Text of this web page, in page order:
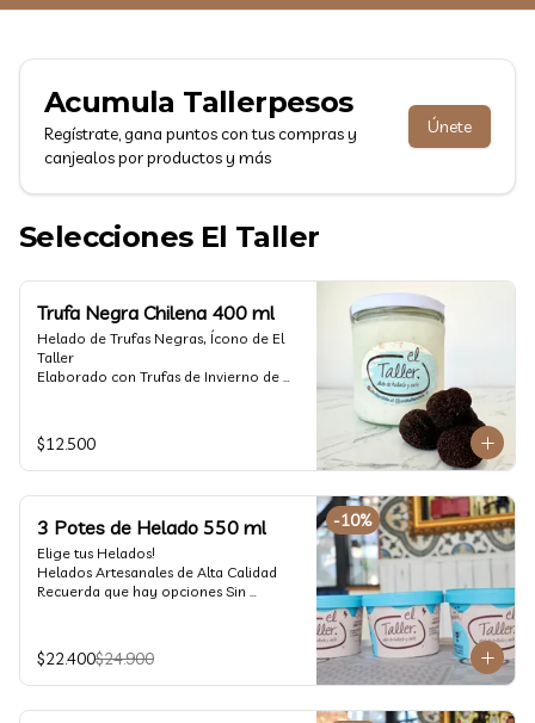
Acumula Tallerpesos
Regístrate, gana puntos con tus compras y
canjealos por productos y más
Únete
Selecciones El Taller
Trufa Negra Chilena 400 ml
Helado de Trufas Negras, Ícono de El
Taller
Elaborado con Trufas de Invierno de
cremoso y con un delicado proceso
para obtener una experiencia
impresionante!! Formato 400 ml
esta Edición es muy Limitada,
aproveche ya de vivir esta fantástica
experiencia!!
$12.500
-10%
3 Potes de Helado 550 ml
Elige tus Helados!
Helados Artesanales de Alta Calidad
Recuerda que hay opciones Sin
Diabéticos!
Algunos helados especiales tienen un
costo adicional (550 ml)
$22.400$24.900